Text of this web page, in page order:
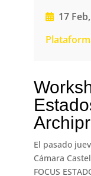
17 Feb,
El pasado
Cámara
FOCUS